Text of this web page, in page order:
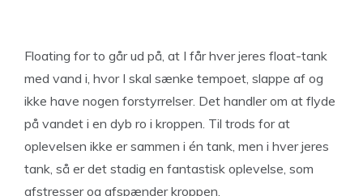
Floating for to går ud på, at I får hver jeres float-tank
med vand i, hvor I skal sænke tempoet, slappe af og
ikke have nogen forstyrrelser. Det handler om at flyde
på vandet i en dyb ro i kroppen. Til trods for at
oplevelsen ikke er sammen i én tank, men i hver jeres
tank, så er det stadig en fantastisk oplevelse, som
afstresser og afspænder kroppen.